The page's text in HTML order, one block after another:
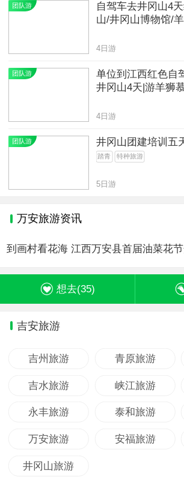
团队游
自驾车去井冈山4
山/井冈山博物馆/
4日游
团队游
单位到江西红色自
井冈山4天|游羊狮
4日游
团队游 井冈山团建培训五
踏青 特种旅游
5日游
万安旅游资讯
到画村看花海 江西万安县首届油菜花
想去(35)
吉安旅游
吉州旅游 青原旅游
吉水旅游 峡江旅游
永丰旅游 泰和旅游
万安旅游 安福旅游
井冈山旅游